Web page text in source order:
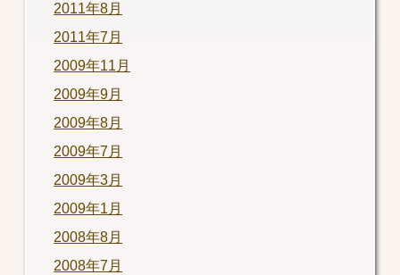
2011年8月
2011年7月
2009年11月
2009年9月
2009年8月
2009年7月
2009年3月
2009年1月
2008年8月
2008年7月